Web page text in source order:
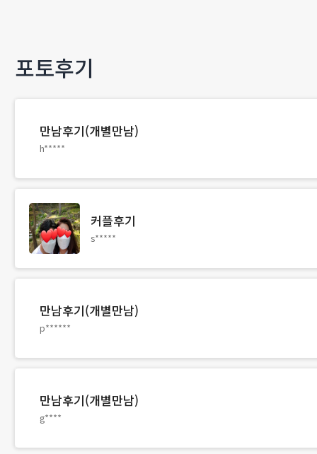
포토후기
만남후기(개별만남)
h*****
커플후기
s*****
만남후기(개별만남)
p******
만남후기(개별만남)
g****